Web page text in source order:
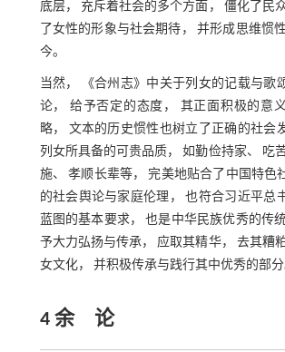
底层， 充斥着社会的多个方面， 僵化了民
了女性的形象与社会期待， 并形成思维惯
今。
当然， 《合州志》中关于列女的记载与歌
论， 给予否定的态度， 其正面积极的意
略， 文本的历史惯性也树立了正确的社会
列女所具备的可贵品质， 如勤俭持家、 吃
施、 孝顺长辈等， 完美地贴合了中国特色
的社会舆论与家庭伦理， 也符合习近平总
蓝图的基本要求， 也是中华民族优秀的传
予大力弘扬与传承， 应取其精华， 去其糟
女文化， 并积极传承与践行其中优秀的部分
4 余 论